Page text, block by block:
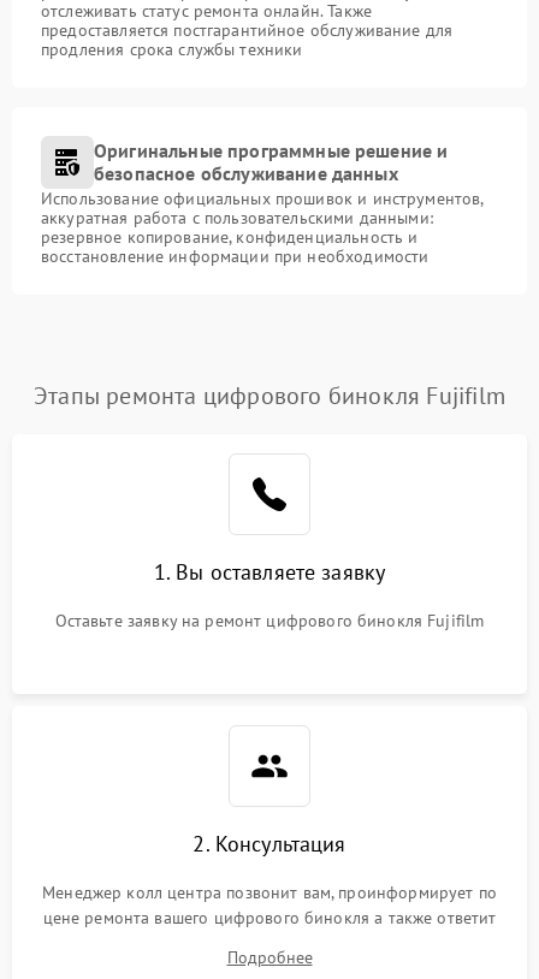
отслеживать статус ремонта онлайн. Также
предоставляется постгарантийное обслуживание для
продления срока службы техники
Оригинальные программные решение и
безопасное обслуживание данных
Использование официальных прошивок и инструментов,
аккуратная работа с пользовательскими данными:
резервное копирование, конфиденциальность и
восстановление информации при необходимости
Этапы ремонта цифрового бинокля Fujifilm
1. Вы оставляете заявку
Оставьте заявку на ремонт цифрового бинокля Fujifilm
2. Консультация
Менеджер колл центра позвонит вам, проинформирует по
цене ремонта вашего цифрового бинокля а также ответит
Подробнее